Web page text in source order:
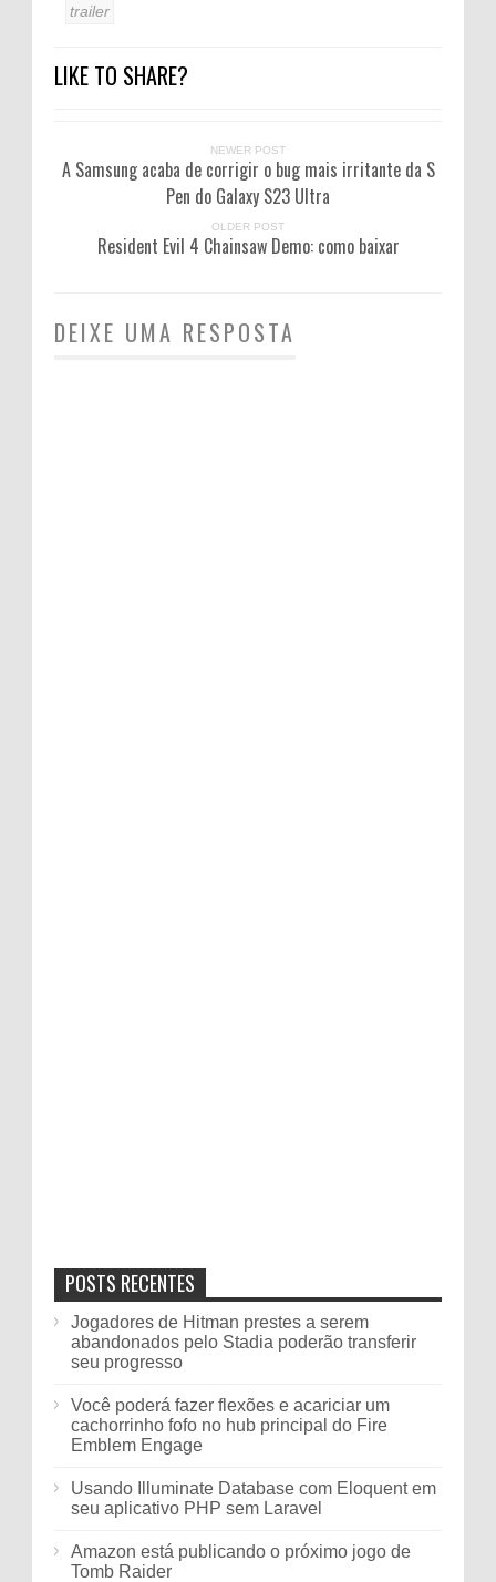
trailer
LIKE TO SHARE?
NEWER POST
A Samsung acaba de corrigir o bug mais irritante da S
Pen do Galaxy S23 Ultra
OLDER POST
Resident Evil 4 Chainsaw Demo: como baixar
DEIXE UMA RESPOSTA
POSTS RECENTES
Jogadores de Hitman prestes a serem
abandonados pelo Stadia poderão transferir
seu progresso
Você poderá fazer flexões e acariciar um
cachorrinho fofo no hub principal do Fire
Emblem Engage
Usando Illuminate Database com Eloquent em
seu aplicativo PHP sem Laravel
Amazon está publicando o próximo jogo de
Tomb Raider